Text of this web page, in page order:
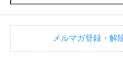
メルマガ登録・解